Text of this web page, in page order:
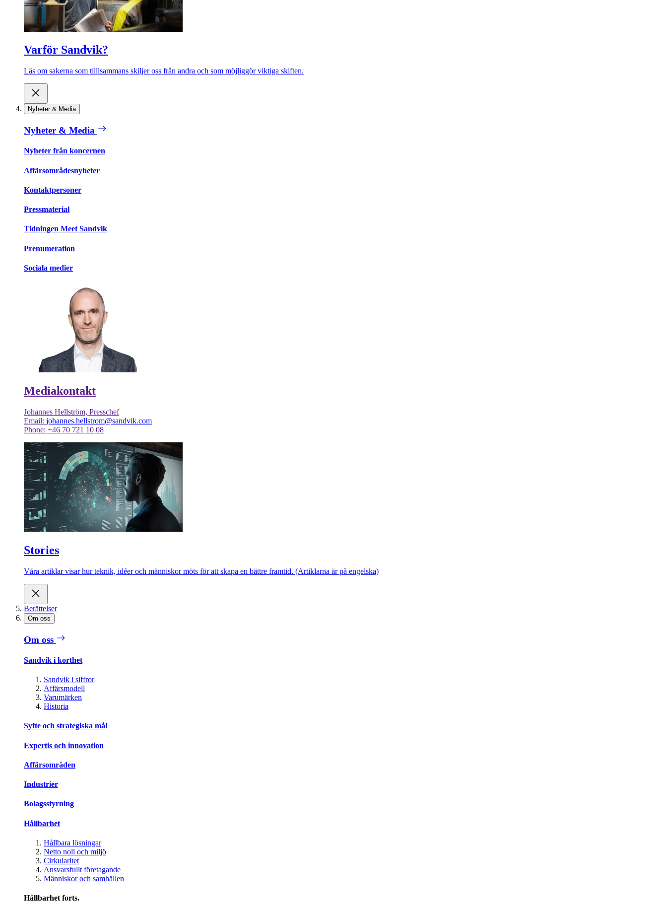
Varför Sandvik?
Läs om sakerna som tilllsammans skiljer oss från andra och som möjliggör viktiga skiften.
Nyheter & Media
Nyheter & Media
Nyheter från koncernen
Affärsområdesnyheter
Kontaktpersoner
Pressmaterial
Tidningen Meet Sandvik
Prenumeration
Sociala medier
Mediakontakt
Johannes Hellström, Presschef
Email: johannes.hellstrom@sandvik.com
Phone: +46 70 721 10 08
Stories
Våra artiklar visar hur teknik, idéer och människor möts för att skapa en bättre framtid. (Artiklarna är på engelska)
Berättelser
Om oss
Om oss
Sandvik i korthet
Sandvik i siffror
Affärsmodell
Varumärken
Historia
Syfte och strategiska mål
Expertis och innovation
Affärsområden
Industrier
Bolagsstyrning
Hållbarhet
Hållbara lösningar
Netto noll och miljö
Cirkularitet
Ansvarsfullt företagande
Människor och samhällen
Hållbarhet forts.